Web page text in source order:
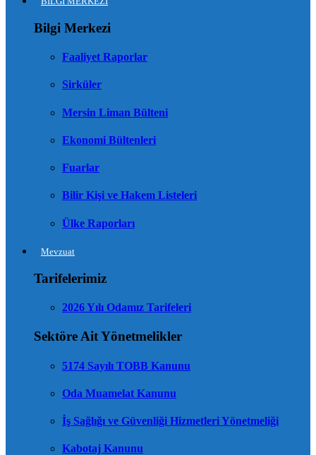
Bilgi Merkezi
Faaliyet Raporlar
Sirküler
Mersin Liman Bülteni
Ekonomi Bültenleri
Fuarlar
Bilir Kişi ve Hakem Listeleri
Ülke Raporları
Mevzuat
Tarifelerimiz
2026 Yılı Odamız Tarifeleri
Sektöre Ait Yönetmelikler
5174 Sayılı TOBB Kanunu
Oda Muamelat Kanunu
İş Sağlığı ve Güvenliği Hizmetleri Yönetmeliği
Kabotaj Kanunu